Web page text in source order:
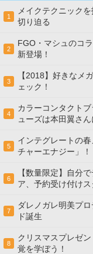
1
メイクテクニック
切り迫る
2
FGO・マシュのコ
新登場！
3
【2018】好きなメ
ェック！
4
カラーコンタクト
ューズは本田翼さん
5
インテグレートの
チャーエナジー」！
6
【数量限定】自分
ア、予約受け付けス
7
ダレノガレ明美プ
ド誕生
8
クリスマスプレゼ
覚を学ぼう！